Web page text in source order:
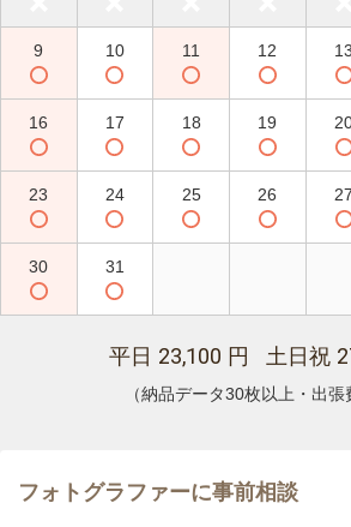
9 10 11 12 13
16 17 18 19
23 24 25 26 27
30 31
平日 23,100 円 土日祝
（納品データ30枚以上・出張
フォトグラファーに事前相談